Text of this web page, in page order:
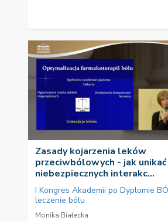
Zasady kojarzenia leków
przeciwbólowych - jak unikać
niebezpiecznych interakc...
I Kongres Akademii po Dyplomie
leczenie bólu
Monika Białecka